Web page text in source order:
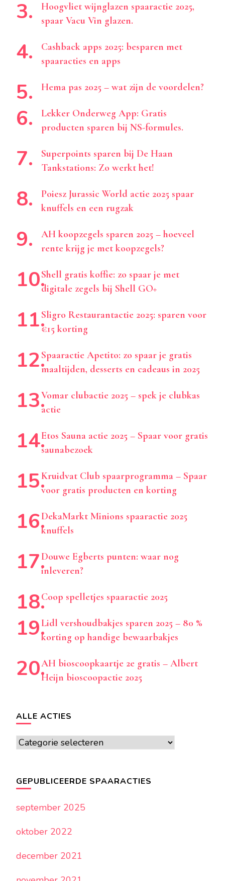
Hoogvliet wijnglazen spaaractie 2025,
spaar Vacu Vin glazen.
Cashback apps 2025: besparen met
spaaracties en apps
Hema pas 2025 – wat zijn de voordelen?
Lekker Onderweg App: Gratis
producten sparen bij NS-formules.
Superpoints sparen bij De Haan
Tankstations: Zo werkt het!
Poiesz Jurassic World actie 2025 spaar
knuffels en een rugzak
AH koopzegels sparen 2025 – hoeveel
rente krijg je met koopzegels?
Shell gratis koffie: zo spaar je met
digitale zegels bij Shell GO+
Sligro Restaurantactie 2025: sparen voor
€15 korting
Spaaractie Apetito: zo spaar je gratis
maaltijden, desserts en cadeaus in 2025
Vomar clubactie 2025 – spek je clubkas
actie
Etos Sauna actie 2025 – Spaar voor gratis
saunabezoek
Kruidvat Club spaarprogramma – Spaar
voor gratis producten en korting
DekaMarkt Minions spaaractie 2025
knuffels
Douwe Egberts punten: waar nog
inleveren?
Coop spelletjes spaaractie 2025
Lidl vershoudbakjes sparen 2025 – 80 %
korting op handige bewaarbakjes
AH bioscoopkaartje 2e gratis – Albert
Heijn bioscoopactie 2025
ALLE ACTIES
Alle
GEPUBLICEERDE SPAARACTIES
september 2025
oktober 2022
december 2021